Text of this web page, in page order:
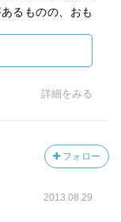
るものの、おも
詳細をみる
フォロー
2013.08.29